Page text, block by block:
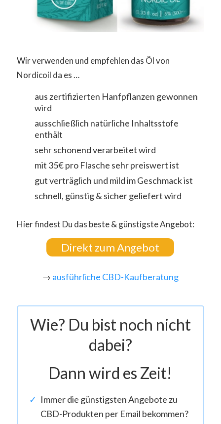
Wir verwenden und empfehlen das Öl von
Nordicoil da es …
aus zertifizierten Hanfpflanzen gewonnen
wird
ausschließlich natürliche Inhaltsstofe
enthält
sehr schonend verarbeitet wird
mit 35€ pro Flasche sehr preiswert ist
gut verträglich und mild im Geschmack ist
schnell, günstig & sicher geliefert wird
Hier findest Du das beste & günstigste Angebot:
Direkt zum Angebot
→ ausführliche CBD-Kaufberatung
Wie? Du bist noch nicht
dabei?
Dann wird es Zeit!
Immer die günstigsten Angebote zu
CBD-Produkten per Email bekommen?